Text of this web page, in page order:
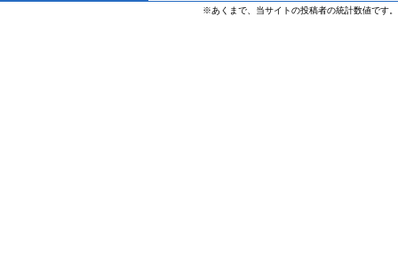
※あくまで、当サイトの投稿者の統計数値です。